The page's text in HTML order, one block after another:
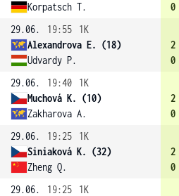
Korpatsch T.
0
29.06.
19:55
1K
Alexandrova E. (18)
Udvardy P.
2
0
29.06.
19:40
1K
Muchová K. (10)
Zakharova A.
2
0
29.06.
19:25
1K
Siniaková K. (32)
Zheng Q.
2
0
29.06.
19:25
1K